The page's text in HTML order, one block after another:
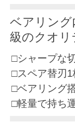
ベアリング
級のクオ
□シャープな
□スペア替刃1
□ベアリング
□軽量で持ち